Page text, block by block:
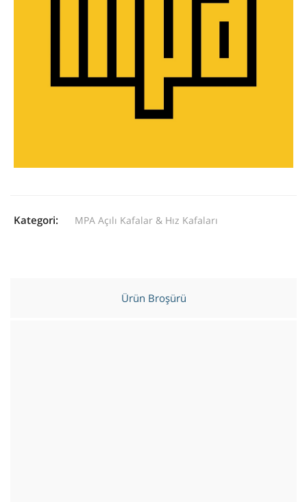
Kategori: MPA Açılı Kafalar & Hız Kafaları
Ürün Broşürü